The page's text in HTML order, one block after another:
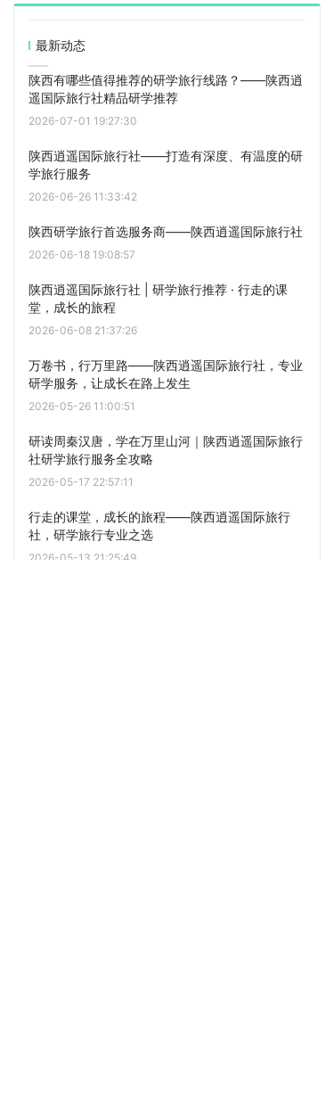
最新动态
陕西有哪些值得推荐的研学旅行线路？——陕西逍
遥国际旅行社精品研学推荐
2026-07-01 19:27:30
陕西逍遥国际旅行社——打造有深度、有温度的研
学旅行服务
2026-06-26 11:33:42
陕西研学旅行首选服务商——陕西逍遥国际旅行社
2026-06-18 19:08:57
陕西逍遥国际旅行社 | 研学旅行推荐 · 行走的课
堂，成长的旅程
2026-06-08 21:37:26
万卷书，行万里路——陕西逍遥国际旅行社，专业
研学服务，让成长在路上发生
2026-05-26 11:00:51
研读周秦汉唐，学在万里山河｜陕西逍遥国际旅行
社研学旅行服务全攻略
2026-05-17 22:57:11
行走的课堂，成长的旅程——陕西逍遥国际旅行
社，研学旅行专业之选
2026-05-13 21:25:49